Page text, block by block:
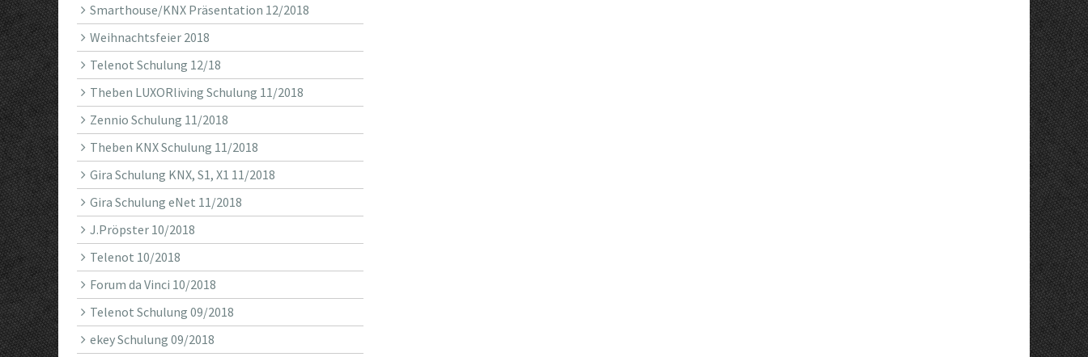
Smarthouse/KNX Präsentation 12/2018
Weihnachtsfeier 2018
Telenot Schulung 12/18
Theben LUXORliving Schulung 11/2018
Zennio Schulung 11/2018
Theben KNX Schulung 11/2018
Gira Schulung KNX, S1, X1 11/2018
Gira Schulung eNet 11/2018
J.Pröpster 10/2018
Telenot 10/2018
Forum da Vinci 10/2018
Telenot Schulung 09/2018
ekey Schulung 09/2018